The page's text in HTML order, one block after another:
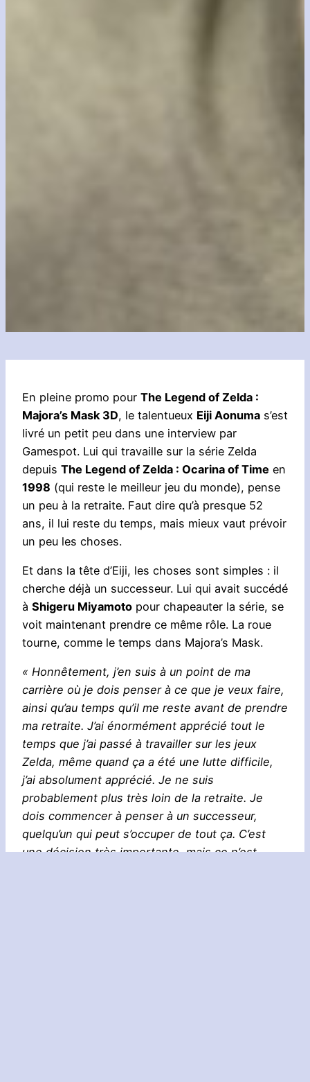
En pleine promo pour The Legend of Zelda :
Majora’s Mask 3D, le talentueux Eiji Aonuma s’est
livré un petit peu dans une interview par
Gamespot. Lui qui travaille sur la série Zelda
depuis The Legend of Zelda : Ocarina of Time en
1998 (qui reste le meilleur jeu du monde), pense
un peu à la retraite. Faut dire qu’à presque 52
ans, il lui reste du temps, mais mieux vaut prévoir
un peu les choses.
Et dans la tête d’Eiji, les choses sont simples : il
cherche déjà un successeur. Lui qui avait succédé
à Shigeru Miyamoto pour chapeauter la série, se
voit maintenant prendre ce même rôle. La roue
tourne, comme le temps dans Majora’s Mask.
« Honnêtement, j’en suis à un point de ma
carrière où je dois penser à ce que je veux faire,
ainsi qu’au temps qu’il me reste avant de prendre
ma retraite. J’ai énormément apprécié tout le
temps que j’ai passé à travailler sur les jeux
Zelda, même quand ça a été une lutte difficile,
j’ai absolument apprécié. Je ne suis
probablement plus très loin de la retraite. Je
dois commencer à penser à un successeur,
quelqu’un qui peut s’occuper de tout ça. C’est
une décision très importante, mais ce n’est